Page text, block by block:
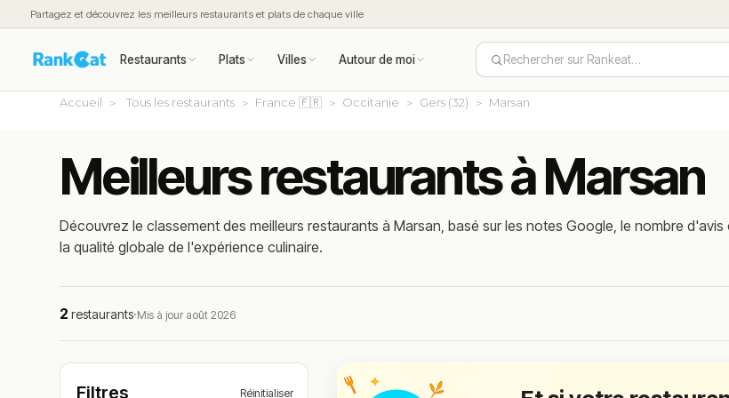
Partagez et découvrez les meilleurs restaurants et plats de chaque ville
Restaurants Plats Villes Autour de moi Rechercher sur Rankeat…
Accueil Tous les restaurants France 🇫🇷 Occitanie Gers (32) Marsan
Meilleurs restaurants à Marsan
Découvrez le classement des meilleurs restaurants à Marsan, basé sur les notes Google, le nombre d'avis
la qualité globale de l'expérience culinaire.
2 restaurants·Mis à jour août 2026
Filtres Réinitialiser